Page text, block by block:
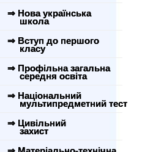
⇒ Нова українська
школа
⇒ Вступ до першого
класу
⇒ Профільна загальна
середня освіта
⇒ Національний
мультипредметний тест
⇒ Цивільний
захист